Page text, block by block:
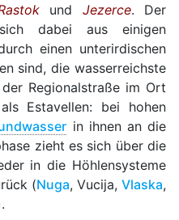
und Jezerce. Der
dabei aus einigen
einen unterirdischen
sind, die wasserreichste
Regionalstraße im Ort
Estavellen: bei hohen
in ihnen an die
zieht es sich über die
in die Höhlensysteme
(Nuga, Vucija, Vlaska,